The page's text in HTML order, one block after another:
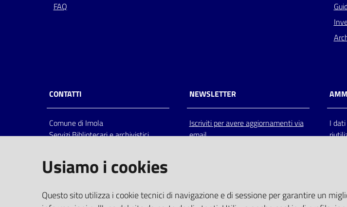
FAQ
CONTATTI
Comune di Imola
Servizi Bibliotecari e archivistici
Italia
centralino: tel 0542.6026.36 fax
bim@comune.imola.bo.it
PEC
NEWSLETTER
Iscriviti per avere aggiornamenti via
email
I
Usiamo i cookies
Questo sito utilizza i cookie tecnici di navigazione e di sessione per garantire un